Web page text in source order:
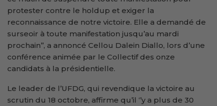
protester contre le holdup et exiger la
reconnaissance de notre victoire. Elle a demandé de
surseoir à toute manifestation jusqu’au mardi
prochain’’, a annoncé Cellou Dalein Diallo, lors d’une
conférence animée par le Collectif des onze
candidats à la présidentielle.
Le leader de l’UFDG, qui revendique la victoire au
scrutin du 18 octobre, affirme qu’il ‘’y a plus de 30